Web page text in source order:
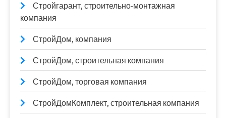
Стройгарант, строительно-монтажная
компания
СтройДом, компания
СтройДом, строительная компания
СтройДом, торговая компания
СтройДомКомплект, строительная компания